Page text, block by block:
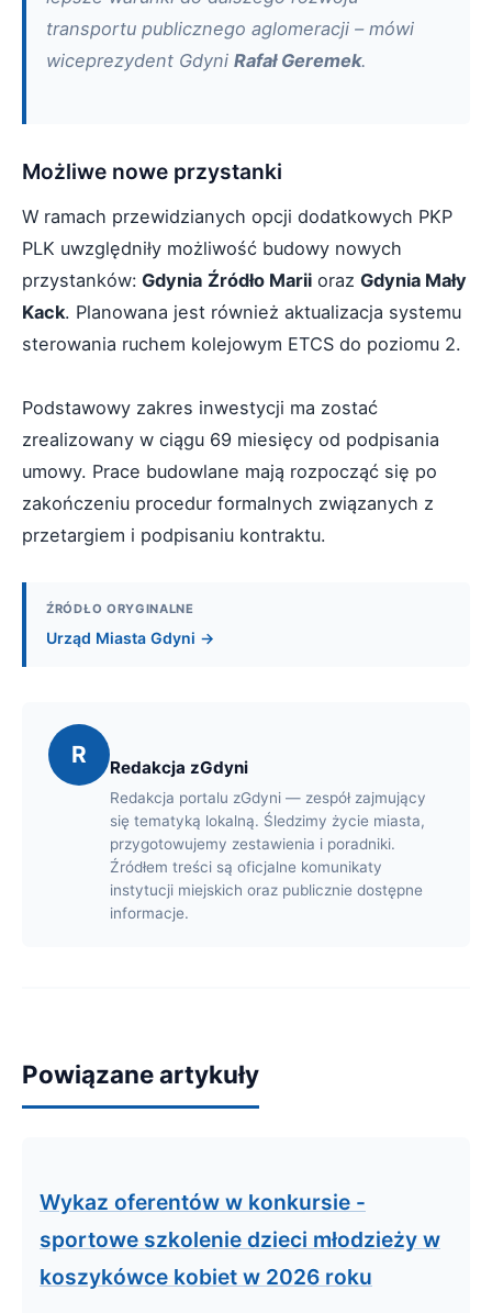
transportu publicznego aglomeracji – mówi
wiceprezydent Gdyni Rafał Geremek.
Możliwe nowe przystanki
W ramach przewidzianych opcji dodatkowych PKP
PLK uwzględniły możliwość budowy nowych
przystanków: Gdynia Źródło Marii oraz Gdynia Mały
Kack. Planowana jest również aktualizacja systemu
sterowania ruchem kolejowym ETCS do poziomu 2.
Podstawowy zakres inwestycji ma zostać
zrealizowany w ciągu 69 miesięcy od podpisania
umowy. Prace budowlane mają rozpocząć się po
zakończeniu procedur formalnych związanych z
przetargiem i podpisaniu kontraktu.
ŹRÓDŁO ORYGINALNE
Urząd Miasta Gdyni →
R Redakcja zGdyni
Redakcja portalu zGdyni — zespół zajmujący
się tematyką lokalną. Śledzimy życie miasta,
przygotowujemy zestawienia i poradniki.
Źródłem treści są oficjalne komunikaty
instytucji miejskich oraz publicznie dostępne
informacje.
Powiązane artykuły
Wykaz oferentów w konkursie -
sportowe szkolenie dzieci młodzieży w
koszykówce kobiet w 2026 roku